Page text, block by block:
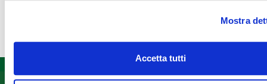
Mostra
Accetta tutti